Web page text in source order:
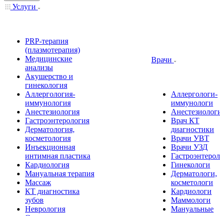
Услуги
PRP-терапия
(плазмотерапия)
Медицинские
анализы
Акушерство и
гинекология
Аллергология-
иммунология
Анестезиология
Гастроэнтерология
Дерматология,
косметология
Инъекционная
интимная пластика
Кардиология
Мануальная терапия
Массаж
КТ диагностика
зубов
Неврология
Врачи
Аллергологи-
иммунологи
Врач КТ
диагностики
Врачи УВТ
Врачи УЗД
Гинекологи
Дерматологи,
косметологи
Кардиологи
Маммологи
Мануальные